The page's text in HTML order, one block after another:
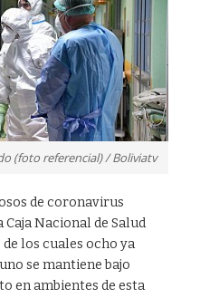
(foto referencial) / Boliviatv
de coronavirus
Nacional de Salud
los cuales ocho ya
se mantiene bajo
en ambientes de esta